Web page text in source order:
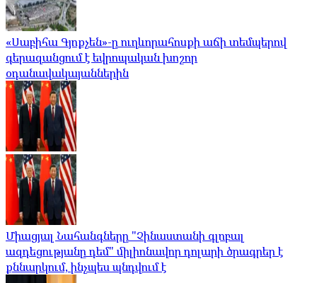
«Սաբիհա Գյոքչեն»-ը ուղևորահոսքի աճի տեմպերով
գերազանցում է եվրոպական խոշոր
օդանավակայաններին
Միացյալ Նահանգները "Չինաստանի գլոբալ
ազդեցությանը դեմ" միլիոնավոր դոլարի ծրագրեր է
քննարկում, ինչպես պնդվում է